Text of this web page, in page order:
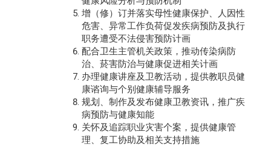
增（修）订并落实母性健康保护、人因性
危害、异常工作负荷促发疾病预防及执行
职务遭受不法侵害预防计画
配合卫生主管机关政策，推动传染病防
治、菸害防治与健康促进相关计画
办理健康讲座及卫教活动，提供教职员健
康谘询与个别健康辅导服务
规划、制作及发布健康卫教资讯，推广疾
病预防与健康知能
关怀及追踪职业灾害个案，提供健康管
理、复工协助及相关支持措施